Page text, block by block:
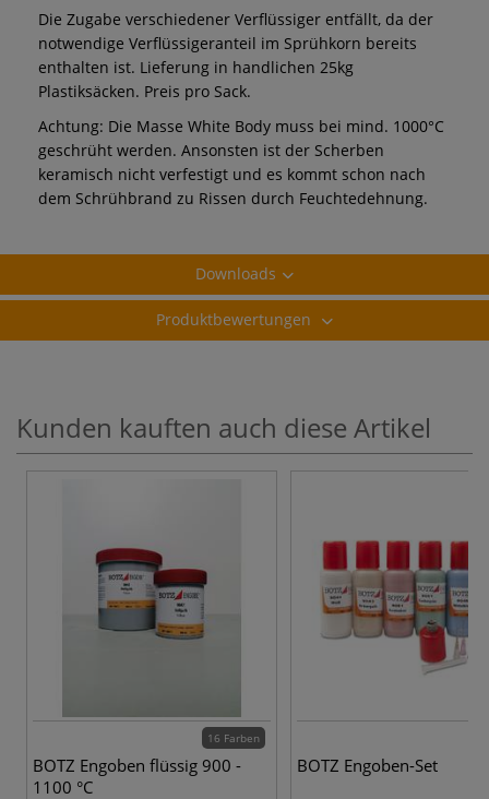
Die Zugabe verschiedener Verflüssiger entfällt, da der
notwendige Verflüssigeranteil im Sprühkorn bereits
enthalten ist. Lieferung in handlichen 25kg
Plastiksäcken. Preis pro Sack.
Achtung: Die Masse White Body muss bei mind. 1000°C
geschrüht werden. Ansonsten ist der Scherben
keramisch nicht verfestigt und es kommt schon nach
dem Schrühbrand zu Rissen durch Feuchtedehnung.
Downloads
Produktbewertungen
Kunden kauften auch diese Artikel
16 Farben
BOTZ Engoben flüssig 900 -
1100 °C
BOTZ Engoben-Set